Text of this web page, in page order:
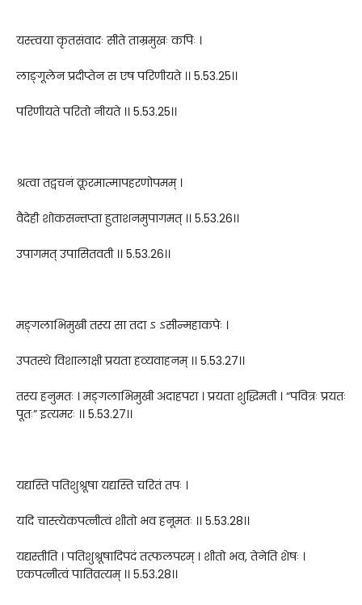
यस्त्वया कृतसंवादः सीते ताम्रमुखः कपिः ।
लाङ्गूलेन प्रदीप्तेन स एष परिणीयते ।। 5.53.25।।
परिणीयते परितो नीयते ।। 5.53.25।।
श्रत्वा तद्वचनं क्रूरमात्मापहरणोपमम् ।
वैदेही शोकसन्तप्ता हुताशनमुपागमत् ।। 5.53.26।।
उपागमत् उपासितवती ।। 5.53.26।।
मङ्गलाभिमुखी तस्य सा तदा ऽ ऽसीन्महाकपेः ।
उपतस्थे विशालाक्षी प्रयता हव्यवाहनम् ।। 5.53.27।।
तस्य हनुमतः । मङ्गलाभिमुखी अदाहपरा । प्रयता शुद्धिमती । “पवित्रः प्रयतः
पूतः” इत्यमरः ।। 5.53.27।।
यद्यस्ति पतिशुश्रूषा यद्यस्ति चरितं तपः ।
यदि चास्त्येकपत्नीत्वं शीतो भव हनूमतः ।। 5.53.28।।
यद्यस्तीति । पतिशुश्रूषादिपदं तत्फलपरम् । शीतो भव, तेनेति शेषः ।
एकपत्नीत्वं पातिव्रत्यम् ।। 5.53.28।।